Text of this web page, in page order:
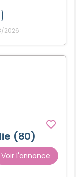
2026
(80)
Voir l'annonce